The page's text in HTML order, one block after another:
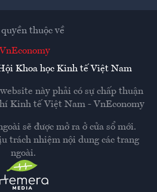
thuộc về
Khoa học Kinh tế Việt Nam
này phải có sự chấp thuận
Kinh tế Việt Nam - VnEconomy
sẽ được mở ra ở cửa sổ mới.
trách nhiệm nội dung các trang
ngoài.